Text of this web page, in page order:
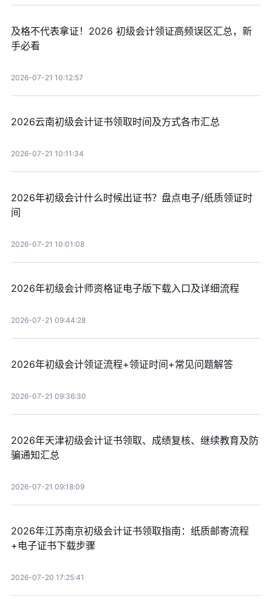
及格不代表拿证！2026 初级会计领证高频误区汇总，新
手必看
2026-07-21 10:12:57
2026云南初级会计证书领取时间及方式各市汇总
2026-07-21 10:11:34
2026年初级会计什么时候出证书？盘点电子/纸质领证时
间
2026-07-21 10:01:08
2026年初级会计师资格证电子版下载入口及详细流程
2026-07-21 09:44:28
2026年初级会计领证流程+领证时间+常见问题解答
2026-07-21 09:36:30
2026年天津初级会计证书领取、成绩复核、继续教育及防
骗通知汇总
2026-07-21 09:18:09
2026年江苏南京初级会计证书领取指南：纸质邮寄流程
+电子证书下载步骤
2026-07-20 17:25:41